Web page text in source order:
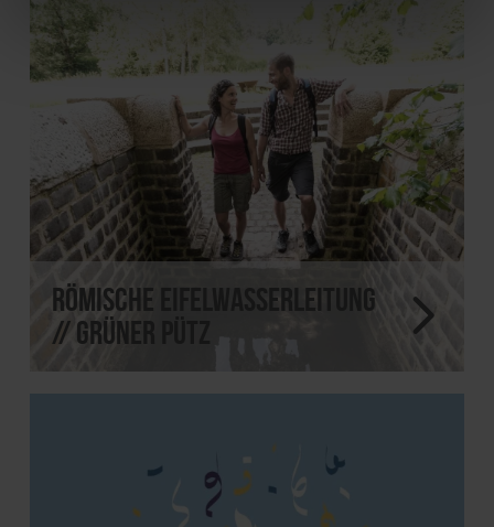
Römische Eifelwasserleitung
// Grüner Pütz